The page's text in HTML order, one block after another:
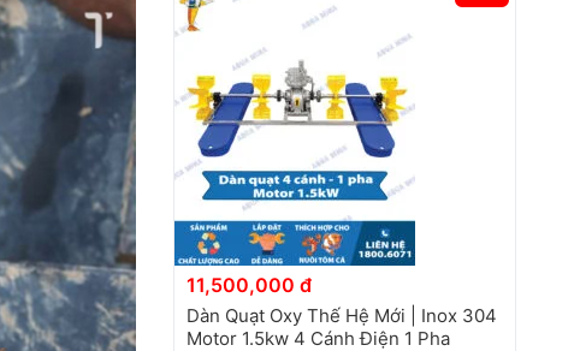
11,500,000 đ
Dàn Quạt Oxy Thế Hệ Mới | Inox 304
Motor 1.5kw 4 Cánh Điện 1 Pha